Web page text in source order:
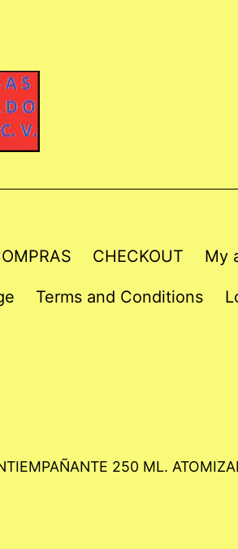
CHECKOUT My
Terms and Conditions
250 ML.